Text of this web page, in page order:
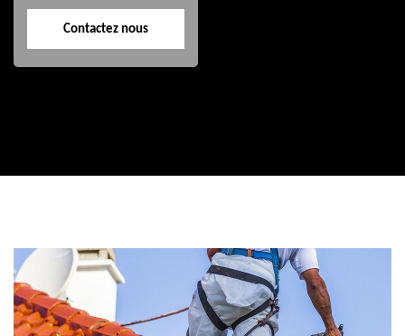
Contactez nous